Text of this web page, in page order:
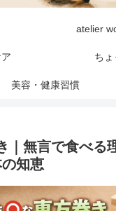
atelier
ち
美容・健康習慣
｜無言で食べる
知恵